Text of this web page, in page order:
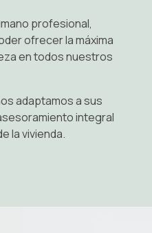
profesional,
ofrecer la máxima
en todos nuestros
adaptamos a sus
integral
la vivienda.